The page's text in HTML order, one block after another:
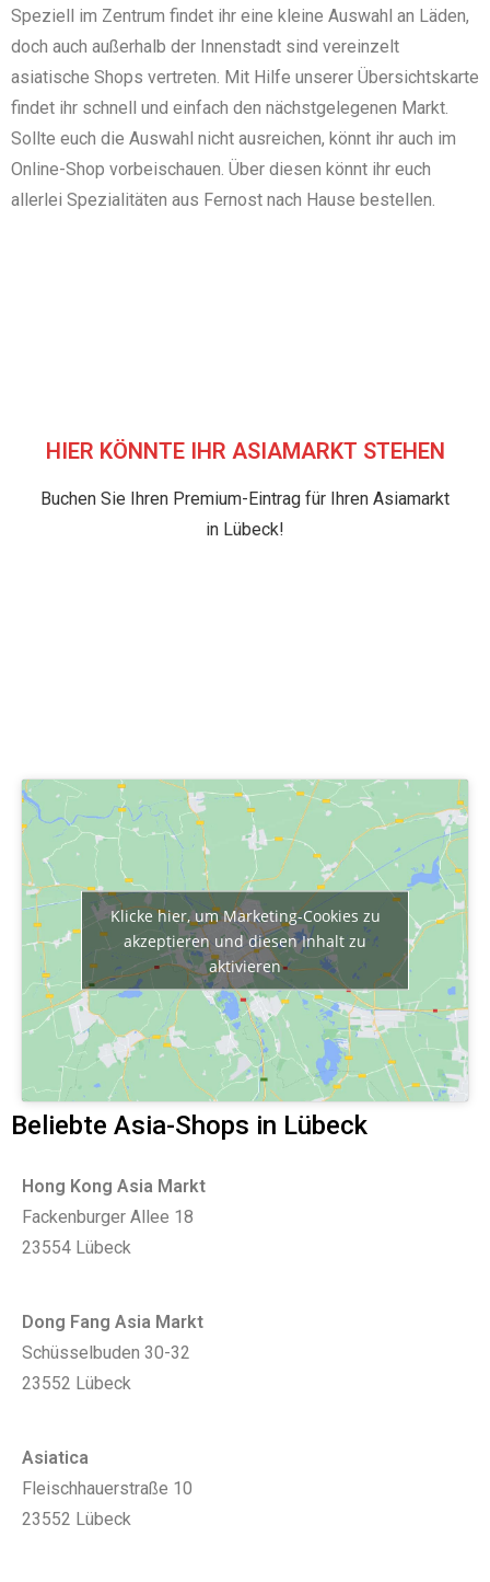
Speziell im Zentrum findet ihr eine kleine Auswahl an Läden,
doch auch außerhalb der Innenstadt sind vereinzelt
asiatische Shops vertreten. Mit Hilfe unserer Übersichtskarte
findet ihr schnell und einfach den nächstgelegenen Markt.
Sollte euch die Auswahl nicht ausreichen, könnt ihr auch im
Online-Shop vorbeischauen. Über diesen könnt ihr euch
allerlei Spezialitäten aus Fernost nach Hause bestellen.
HIER KÖNNTE IHR ASIAMARKT STEHEN
Buchen Sie Ihren Premium-Eintrag für Ihren Asiamarkt
in Lübeck!
Klicke hier, um Marketing-Cookies zu
akzeptieren und diesen Inhalt zu
aktivieren
Beliebte Asia-Shops in Lübeck
Hong Kong Asia Markt
Fackenburger Allee 18
23554 Lübeck
Dong Fang Asia Markt
Schüsselbuden 30-32
23552 Lübeck
Asiatica
Fleischhauerstraße 10
23552 Lübeck